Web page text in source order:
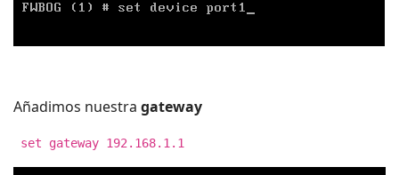
Añadimos nuestra gateway
set gateway 192.168.1.1